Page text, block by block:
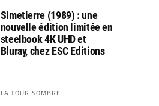
Simetierre (1989) : une
nouvelle édition limitée en
steelbook 4K UHD et
Bluray, chez ESC Editions
LA TOUR SOMBRE